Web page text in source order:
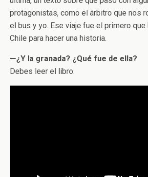
protagonistas, como el árbitro que nos
el bus y yo. Ese viaje fue el primero que
Chile para hacer una historia.
—¿Y la granada? ¿Qué fue de ella?
Debes leer el libro.